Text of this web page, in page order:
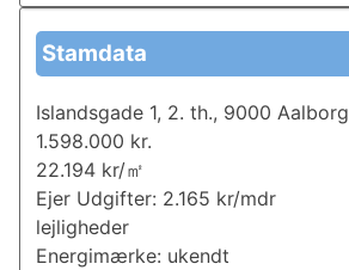
Stamdata
Islandsgade 1, 2. th., 9000 Aalborg
1.598.000 kr.
22.194 kr/㎡
Ejer Udgifter: 2.165 kr/mdr
lejligheder
Energimærke: ukendt